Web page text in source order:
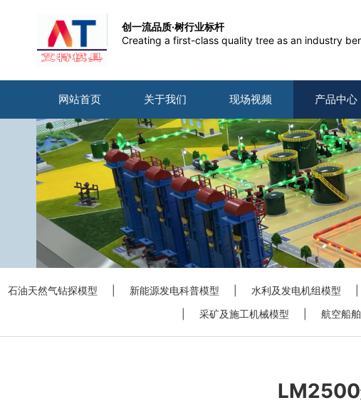
创一流品质·树行业标杆
Creating a first-class quality tree as an industry
网站首页 关于我们 现场视频 产品中心
石油天然气钻探模型 新能源发电科普模型 水利及发电机组模型
采矿及施工机械模型 航空船
LM2500